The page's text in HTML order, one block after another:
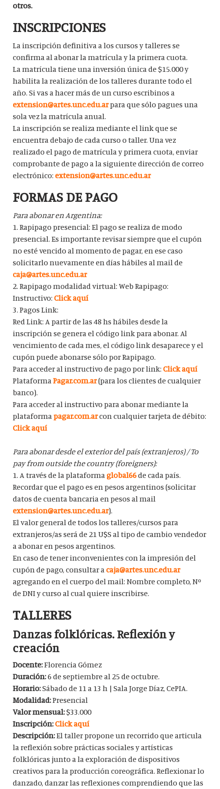
otros.
INSCRIPCIONES
La inscripción definitiva a los cursos y talleres se
confirma al abonar la matrícula y la primera cuota.
La matrícula tiene una inversión única de $15.000 y
habilita la realización de los talleres durante todo el
año. Si vas a hacer más de un curso escribinos a
extension@artes.unc.edu.arpara que sólo pagues una
sola vez la matrícula anual.
La inscripción se realiza mediante el link que se
encuentra debajo de cada curso o taller. Una vez
realizado el pago de matrícula y primera cuota, enviar
comprobante de pago a la siguiente dirección de correo
electrónico:extension@artes.unc.edu.ar
FORMAS DE PAGO
Para abonar en Argentina:
1. Rapipago presencial: El pago se realiza de modo
presencial. Es importante revisar siempre que el cupón
no esté vencido al momento de pagar, en ese caso
solicitarlo nuevamente en días hábiles al mail de
caja@artes.unc.edu.ar
2. Rapipago modalidad virtual: Web Rapipago:
Instructivo:Click aquí
3. Pagos Link:
Red Link: A partir de las 48 hs hábiles desde la
inscripción se genera el código link para abonar. Al
vencimiento de cada mes, el código link desaparece y el
cupón puede abonarse sólo por Rapipago.
Para acceder al instructivo de pago por link:Click aquí
PlataformaPagar.com.ar(para los clientes de cualquier
banco).
Para acceder al instructivo para abonar mediante la
plataformapagar.com.arcon cualquier tarjeta de débito:
Click aquí
Para abonar desde el exterior del país (extranjeros) / To
pay from outside the country (foreigners):
1. A través de la plataformaglobal66de cada país.
Recordar que el pago es en pesos argentinos (solicitar
datos de cuenta bancaria en pesos al mail
extension@artes.unc.edu.ar).
El valor general de todos los talleres/cursos para
extranjeros/as será de 21 U$S al tipo de cambio vendedor
a abonar en pesos argentinos.
En caso de tener inconvenientes con la impresión del
cupón de pago, consultar acaja@artes.unc.edu.ar
agregando en el cuerpo del mail: Nombre completo, Nº
de DNI y curso al cual quiere inscribirse.
TALLERES
Danzas folklóricas. Reflexión y
creación
Docente:Florencia Gómez
Duración:6 de septiembre al 25 de octubre.
Horario:Sábado de 11 a 13 h | Sala Jorge Díaz, CePIA.
Modalidad:Presencial
Valor mensual:$33.000
Inscripción:Click aquí
Descripción:El taller propone un recorrido que articula
la reflexión sobre prácticas sociales y artísticas
folklóricas junto a la exploración de dispositivos
creativos para la producción coreográfica. Reflexionar lo
danzado, danzar las reflexiones comprendiendo que las